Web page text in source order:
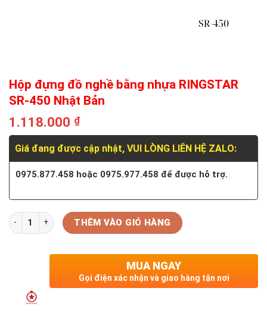
Hộp đựng đồ nghề bằng nhựa RINGSTAR
SR-450 Nhật Bản
1.118.000 ₫
Giá đang được cập nhật, VUI LÒNG LIÊN HỆ ZALO:
0975.877.458 hoặc 0975.977.458 để được hỗ trợ.
Số lượng THÊM VÀO GIỎ HÀNG
MUA NGAY
Gọi điện xác nhận và giao hàng tận nơi